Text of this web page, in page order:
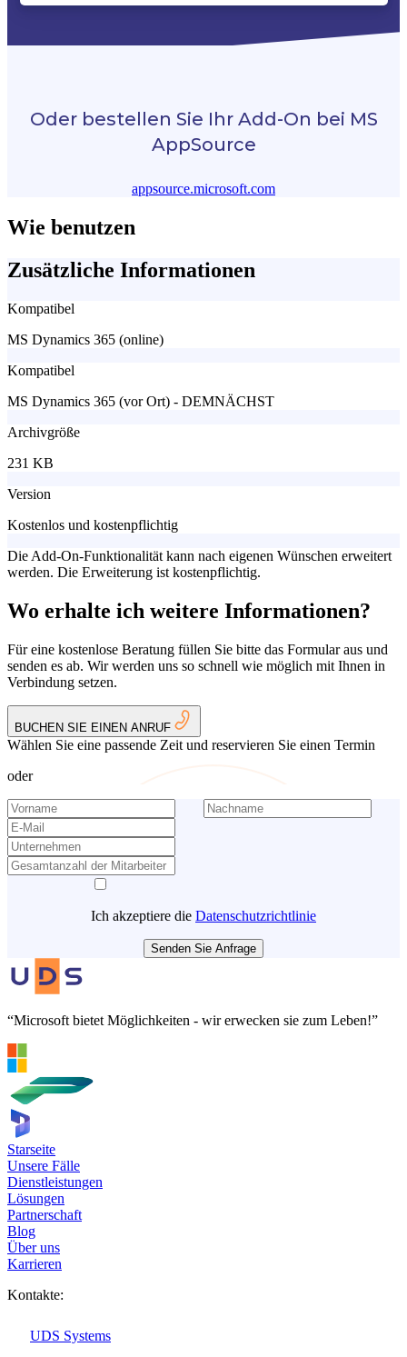
Oder bestellen Sie Ihr Add-On bei MS
AppSource
appsource.microsoft.com
Wie benutzen
Zusätzliche Informationen
Kompatibel
MS Dynamics 365 (online)
Kompatibel
MS Dynamics 365 (vor Ort) - DEMNÄCHST
Archivgröße
231 KB
Version
Kostenlos und kostenpflichtig
Die Add-On-Funktionalität kann nach eigenen Wünschen erweitert
werden. Die Erweiterung ist kostenpflichtig.
Wo erhalte ich weitere Informationen?
Für eine kostenlose Beratung füllen Sie bitte das Formular aus und
senden es ab. Wir werden uns so schnell wie möglich mit Ihnen in
Verbindung setzen.
BUCHEN SIE EINEN ANRUF
Wählen Sie eine passende Zeit und reservieren Sie einen Termin
oder
Ich akzeptiere die Datenschutzrichtlinie
Senden Sie Anfrage
“Microsoft bietet Möglichkeiten - wir erwecken sie zum Leben!”
Starseite
Unsere Fälle
Dienstleistungen
Lösungen
Partnerschaft
Blog
Über uns
Karrieren
Kontakte:
UDS Systems